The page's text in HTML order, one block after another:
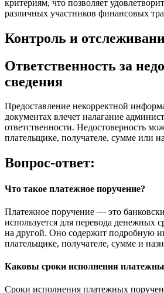
критериям, что позволяет
различных участников финансовых
Контроль и
Ответственность за
сведения
Предоставление некорректной
документах влечет налагание
ответственности. Недостоверность
плательщике, получателе, сумме или
Вопрос-ответ:
Что такое платежное поручение?
Платежное поручение — это
используется для перевода денежных
на другой. Оно содержит подробную
плательщике, получателе, сумме и
Каковы сроки исполнения
Сроки исполнения платежных